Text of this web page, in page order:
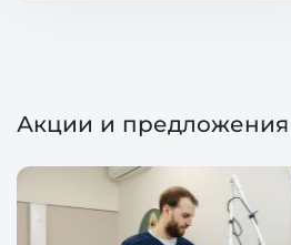
Акции и предложения